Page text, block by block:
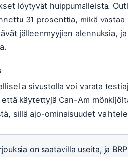
löytyvät huippumalleista.
31 prosenttia, mikä
jälleenmyyjien alennuksia,
sivustolla voi varata
että käytettyjä Can-Am
sillä ajo-ominaisuudet
on saatavilla useita, ja